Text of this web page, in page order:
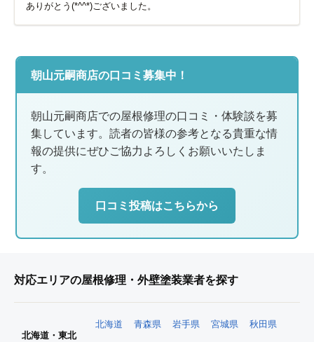
ありがとう(*^^*)ございました。
朝山元嗣商店の口コミ募集中！
朝山元嗣商店での屋根修理の口コミ・体験談を募
集しています。読者の皆様の参考となる貴重な情
報の提供にぜひご協力よろしくお願いいたしま
す。
口コミ投稿はこちらから
対応エリアの屋根修理・外壁塗装業者を探す
北海道・東北
北海道 青森県 岩手県 宮城県 秋田県